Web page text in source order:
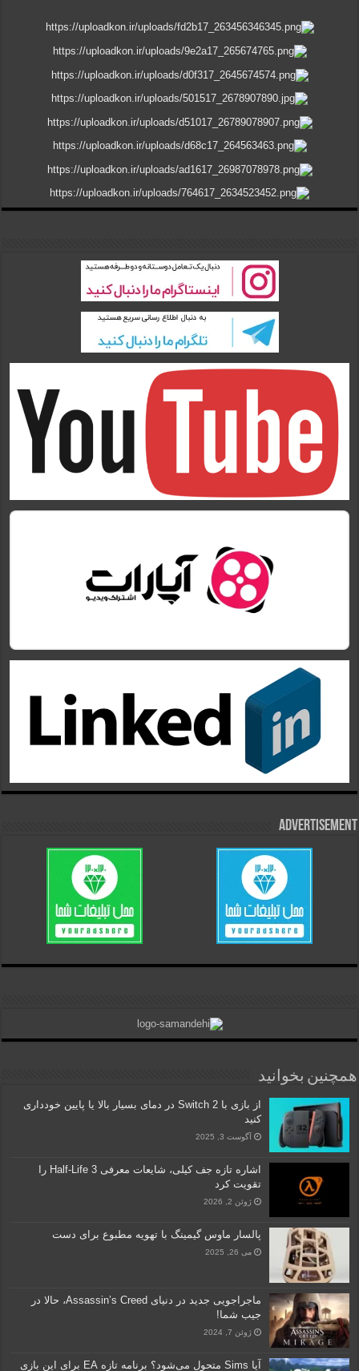
Advertisement
همچنین بخوانید
از بازی با Switch 2 در دمای بسیار بالا یا پایین خودداری
کنید
آگوست 3, 2025
اشاره تازه جف کیلی، شایعات معرفی Half-Life 3 را
تقویت کرد
ژوئن 2, 2026
پالسار ماوس گیمینگ با تهویه مطبوع برای دست
می 26, 2025
ماجراجویی جدید در دنیای Assassin’s Creed، حالا در
جیب شما!
ژوئن 7, 2024
آیا Sims متحول می‌شود؟ برنامه‌ تازه EA برای این بازی